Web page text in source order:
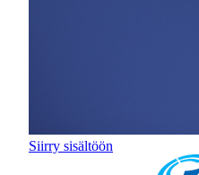
Siirry sisältöön